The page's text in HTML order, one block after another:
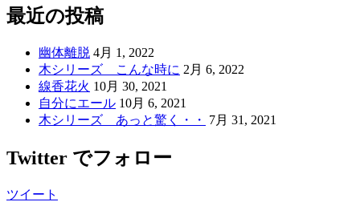
最近の投稿
幽体離脱 4月 1, 2022
木シリーズ こんな時に 2月 6, 2022
線香花火 10月 30, 2021
自分にエール 10月 6, 2021
木シリーズ あっと驚く・・
7月 31, 2021
Twitter でフォロー
ツイート